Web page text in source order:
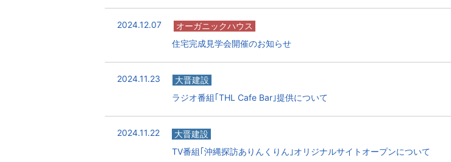
2024.12.07
オーガニックハウス
住宅完成見学会開催のお知らせ
2024.11.23
大晋建設
ラジオ番組｢THL Cafe Bar｣提供について
2024.11.22
大晋建設
TV番組｢沖縄探訪ありんくりん｣オリジナルサイトオープンについて